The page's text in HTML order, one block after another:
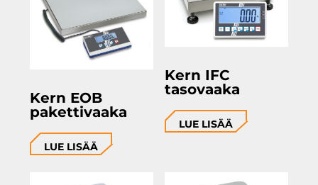
Kern EOB
pakettivaaka
LUE LISÄÄ
Kern IFC
tasovaaka
LUE LISÄÄ